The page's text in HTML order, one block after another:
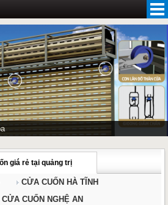
giá rẻ tại quảng trị
CỬA CUỐN HÀ TĨNH
CỬA CUỐN NGHỆ AN